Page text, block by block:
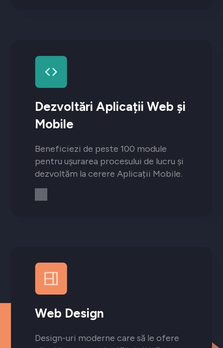
Dezvoltări Aplicații Web și
Mobile
Beneficiezi de peste 100 module
pentru ușurarea procesului de lucru și
dezvoltăm la cerere Aplicații Mobile.
Web Design
Design-uri moderne care să le ofere